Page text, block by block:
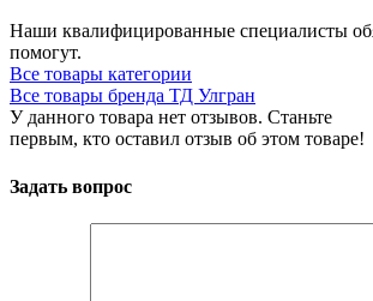
Наши квалифицированные специалисты
помогут.
Все товары категории
Все товары бренда ТД Улгран
У данного товара нет отзывов. Станьте
первым, кто оставил отзыв об этом товаре!
Задать вопрос